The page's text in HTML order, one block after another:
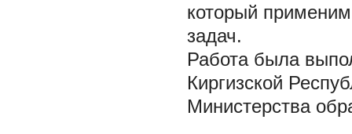
который
задач.
Работа была
Киргизской
Министерства